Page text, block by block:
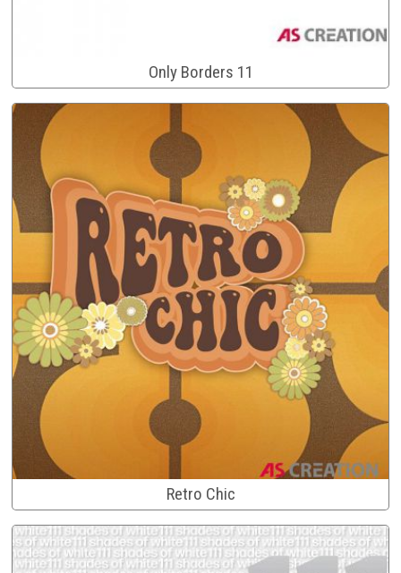
Only Borders 11
Retro Chic